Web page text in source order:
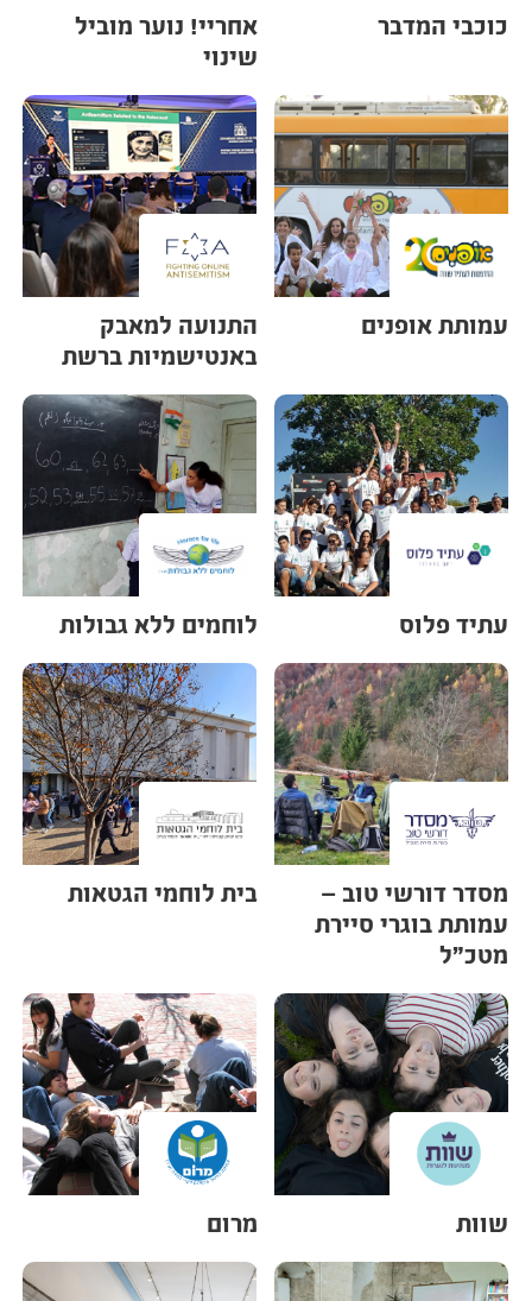
כוכבי המדבר
אחריי! נוער מוביל
שינוי
עמותת אופנים
התנועה למאבק
באנטישמיות ברשת
עתיד פלוס לוחמים ללא גבולות
מסדר דורשי טוב –
עמותת בוגרי סיירת
מטכ"ל
בית לוחמי הגטאות
שוות מרום